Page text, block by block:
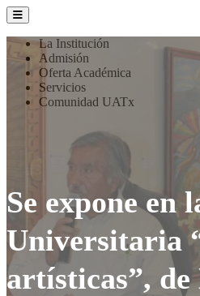
La Institución
Admisión
Oferta Académica
Servicios
Comunidad UATx
Se expone en
Universitaria
artísticas”,